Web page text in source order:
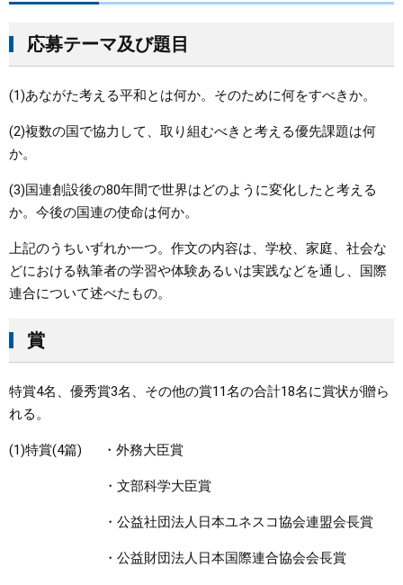
応募テーマ及び題目
(1)あながた考える平和とは何か。そのために何をすべきか。
(2)複数の国で協力して、取り組むべきと考える優先課題は何
か。
(3)国連創設後の80年間で世界はどのように変化したと考える
か。今後の国連の使命は何か。
上記のうちいずれか一つ。作文の内容は、学校、家庭、社会な
どにおける執筆者の学習や体験あるいは実践などを通し、国際
連合について述べたもの。
賞
特賞4名、優秀賞3名、その他の賞11名の合計18名に賞状が贈ら
れる。
(1)特賞(4篇) ・外務大臣賞
・文部科学大臣賞
・公益社団法人日本ユネスコ協会連盟会長賞
・公益財団法人日本国際連合協会会長賞